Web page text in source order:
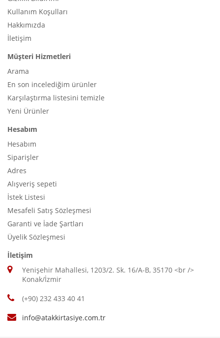
Kullanım Koşulları
Hakkımızda
İletişim
Müşteri Hizmetleri
Arama
En son incelediğim ürünler
Karşılaştırma listesini temizle
Yeni Ürünler
Hesabım
Hesabım
Siparişler
Adres
Alışveriş sepeti
İstek Listesi
Mesafeli Satış Sözleşmesi
Garanti ve İade Şartları
Üyelik Sözleşmesi
İletişim
Yenişehir Mahallesi, 1203/2. Sk. 16/A-B, 35170 <br />
Konak/İzmir
(+90) 232 433 40 41
info@atakkirtasiye.com.tr